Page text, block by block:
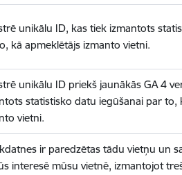
unikālu ID, kas tiek izmantots
kā apmeklētājs izmanto vietni.
unikālu ID priekš jaunākās GA 4
statistisko datu iegūšanai par to,
vietni.
ir paredzētas tādu vietņu un
interesē mūsu vietnē, izmantojot